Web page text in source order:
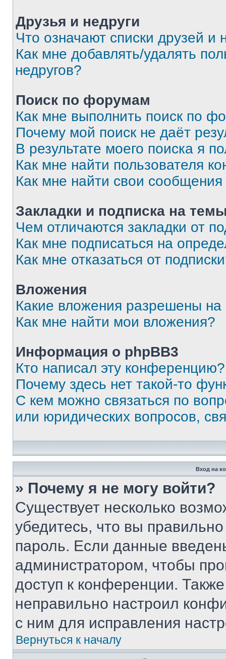
Друзья и недруги
Что означают списки друзей и
Как мне добавлять/удалять
недругов?
Поиск по форумам
Как мне выполнить поиск по
Почему мой поиск не даёт
В результате моего поиска я
Как мне найти пользователя
Как мне найти свои
Закладки и подписка на
Чем отличаются закладки от
Как мне подписаться на
Как мне отказаться от
Вложения
Какие вложения разрешены
Как мне найти мои вложения?
Информация о phpBB3
Кто написал эту конференцию?
Почему здесь нет такой-то
С кем можно связаться по
или юридических вопросов,
Вход на
» Почему я не могу войти?
Существует несколько
убедитесь, что вы
пароль. Если данные
администратором, чтобы
доступ к конференции.
неправильно настроил
с ним для исправления
Вернуться к началу